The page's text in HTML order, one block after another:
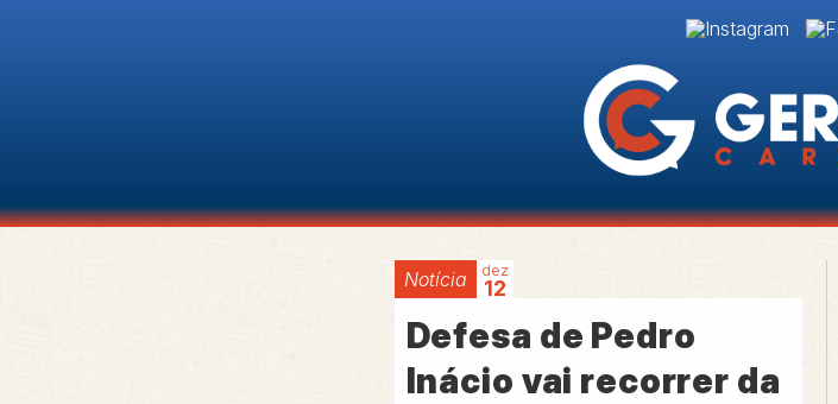
Notícia 12
dez
Defesa de Pedro
Inácio vai recorrer da